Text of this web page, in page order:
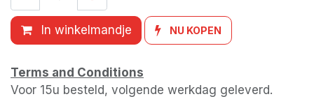
In winkelmandje NU KOPEN
Terms and Conditions
Voor 15u besteld, volgende werkdag geleverd.